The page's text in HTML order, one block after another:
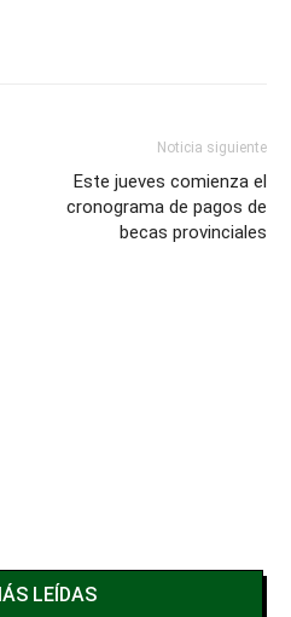
Noticia siguiente
Este jueves comienza el
cronograma de pagos de
becas provinciales
LEÍDAS